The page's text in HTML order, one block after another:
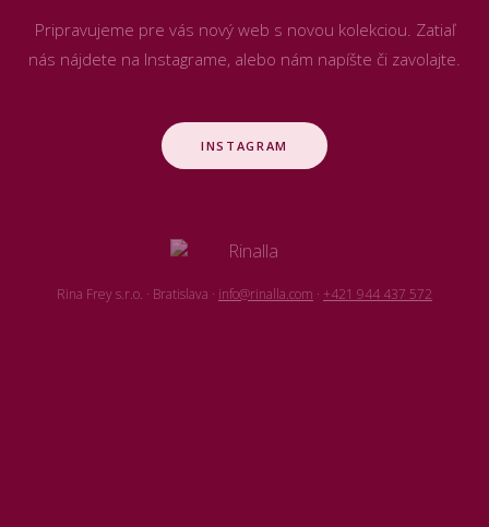
Pripravujeme pre vás nový web s novou kolekciou. Zatiaľ
nás nájdete na Instagrame, alebo nám napíšte či zavolajte.
INSTAGRAM
Rina Frey s.r.o. · Bratislava · info@rinalla.com · +421 944 437 572